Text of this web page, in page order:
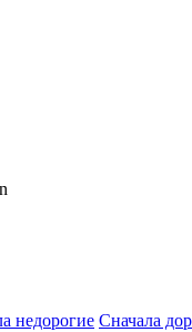
недорогие Сначала